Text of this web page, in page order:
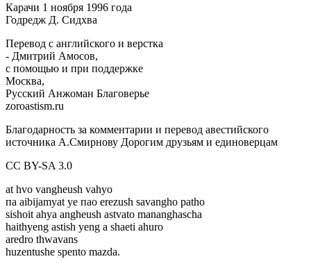
Карачи 1 ноября 1996 года
Годредж Д. Сидхва
Перевод с английского и верстка
- Дмитрий Амосов,
с помощью и при поддержке
Москва,
Русский Анжоман Благоверье
zoroastism.ru
Благодарность за комментарии и перевод авестийского
источника А.Смирнову Дорогим друзьям и единоверцам
CC BY-SA 3.0
at hvo vangheush vahyo
па aibijamyat уе пао erezush savangho patho
sishoit ahya angheush astvato mananghascha
haithyeng astish yeng а shaeti ahuro
aredro thwavans
huzentushe spento mazda.